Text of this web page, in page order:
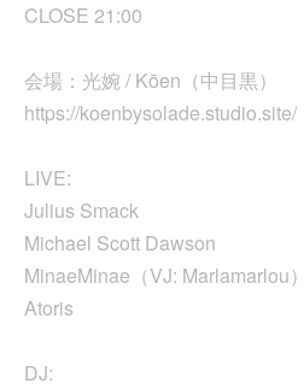
CLOSE 21:00
会場：光婉 / Kōen（中目黒）
https://koenbysolade.studio.site/
LIVE:
Julius Smack
Michael Scott Dawson
MinaeMinae（VJ: Marlamarlou）
Atoris
DJ: